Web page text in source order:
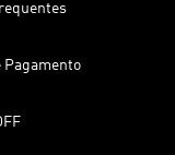
Pagamento